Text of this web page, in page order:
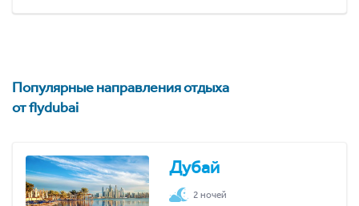
Популярные направления отдыха
от flydubai
Дубай
2 ночей